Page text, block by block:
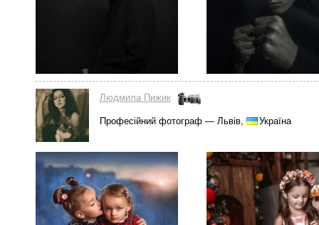
Людмила Пижик
Професійний фотограф — Львів, Україна